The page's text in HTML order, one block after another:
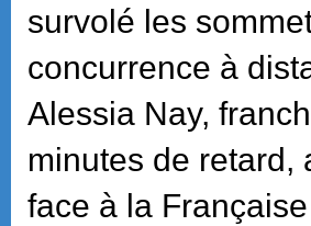
survolé les
concurrence à
Alessia Nay,
minutes de retard,
face à la